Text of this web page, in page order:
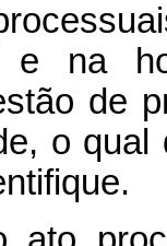
e na
de
o